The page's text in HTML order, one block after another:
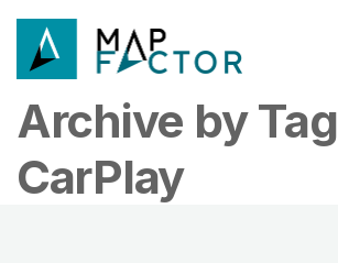
Archive by Tag
CarPlay